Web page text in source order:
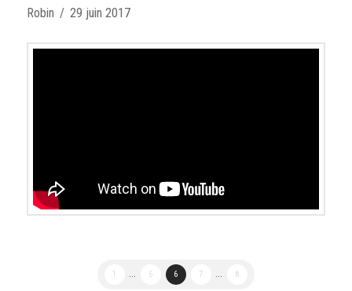
Robin 29 juin 2017
1 ... 5 6 7 ... 8